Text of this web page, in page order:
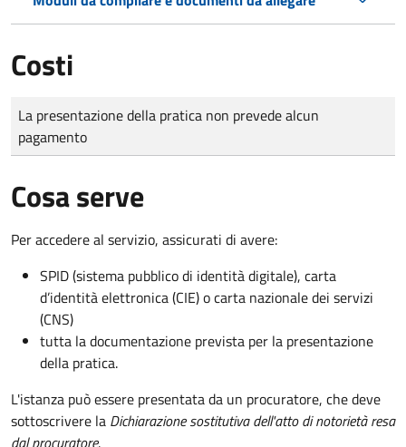
Costi
Tipo di pagamento
Importo
La presentazione della pratica non prevede alcun
pagamento
Cosa serve
Per accedere al servizio, assicurati di avere:
SPID (sistema pubblico di identità digitale), carta
d’identità elettronica (CIE) o carta nazionale dei servizi
(CNS)
tutta la documentazione prevista per la presentazione
della pratica.
L'istanza può essere presentata da un procuratore, che deve
sottoscrivere la Dichiarazione sostitutiva dell'atto di notorietà resa
dal procuratore.